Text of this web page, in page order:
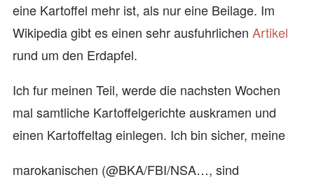
eine Kartoffel mehr ist, als nur eine Beilage. Im
Wikipedia gibt es einen sehr ausfuhrlichen Artikel
rund um den Erdapfel.
Ich fur meinen Teil, werde die nachsten Wochen
mal samtliche Kartoffelgerichte auskramen und
einen Kartoffeltag einlegen. Ich bin sicher, meine
marokanischen (@BKA/FBI/NSA…, sind